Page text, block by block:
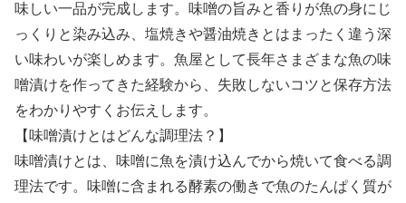
味しい一品が完成します。味噌の旨みと香りが魚の身にじ
っくりと染み込み、塩焼きや醤油焼きとはまったく違う深
い味わいが楽しめます。魚屋として長年さまざまな魚の味
噌漬けを作ってきた経験から、失敗しないコツと保存方法
をわかりやすくお伝えします。
【味噌漬けとはどんな調理法？】
味噌漬けとは、味噌に魚を漬け込んでから焼いて食べる調
理法です。味噌に含まれる酵素の働きで魚のたんぱく質が